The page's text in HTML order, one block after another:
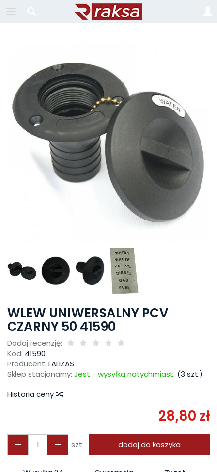
WLEW UNIWERSALNY PCV
CZARNY 50 41590
Dodaj recenzję:
Kod: 41590
Producent: LALIZAS
Sklep stacjonarny: Jest - wysyłka natychmiast (3 szt.)
Historia ceny
28,80 zł
szt. dodaj do koszyka